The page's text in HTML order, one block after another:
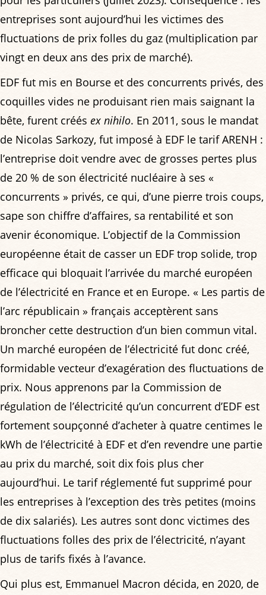
entreprises sont aujourd’hui les victimes des
fluctuations de prix folles du gaz (multiplication par
vingt en deux ans des prix de marché).
EDF fut mis en Bourse et des concurrents privés, des
coquilles vides ne produisant rien mais saignant la
bête, furent créés ex nihilo. En 2011, sous le mandat
de Nicolas Sarkozy, fut imposé à EDF le tarif ARENH :
l’entreprise doit vendre avec de grosses pertes plus
de 20 % de son électricité nucléaire à ses «
concurrents » privés, ce qui, d’une pierre trois coups,
sape son chiffre d’affaires, sa rentabilité et son
avenir économique. L’objectif de la Commission
européenne était de casser un EDF trop solide, trop
efficace qui bloquait l’arrivée du marché européen
de l’électricité en France et en Europe. « Les partis de
l’arc républicain » français acceptèrent sans
broncher cette destruction d’un bien commun vital.
Un marché européen de l’électricité fut donc créé,
formidable vecteur d’exagération des fluctuations de
prix. Nous apprenons par la Commission de
régulation de l’électricité qu’un concurrent d’EDF est
fortement soupçonné d’acheter à quatre centimes le
kWh de l’électricité à EDF et d’en revendre une partie
au prix du marché, soit dix fois plus cher
aujourd’hui. Le tarif réglementé fut supprimé pour
les entreprises à l’exception des très petites (moins
de dix salariés). Les autres sont donc victimes des
fluctuations folles des prix de l’électricité, n’ayant
plus de tarifs fixés à l’avance.
Qui plus est, Emmanuel Macron décida, en 2020, de